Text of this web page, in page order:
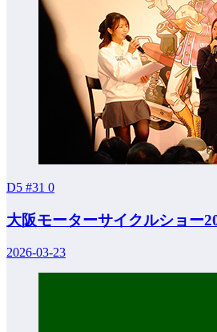
D5 #31 0
大阪モーターサイクルショー
2026-03-23